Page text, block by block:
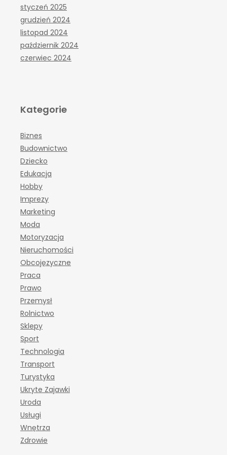
styczeń 2025
grudzień 2024
listopad 2024
październik 2024
czerwiec 2024
Kategorie
Biznes
Budownictwo
Dziecko
Edukacja
Hobby
Imprezy
Marketing
Moda
Motoryzacja
Nieruchomości
Obcojęzyczne
Praca
Prawo
Przemysł
Rolnictwo
Sklepy
Sport
Technologia
Transport
Turystyka
Ukryte Zajawki
Uroda
Usługi
Wnętrza
Zdrowie